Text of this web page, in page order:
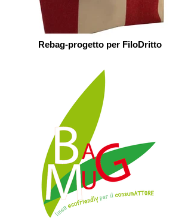
Rebag-progetto per FiloDritto